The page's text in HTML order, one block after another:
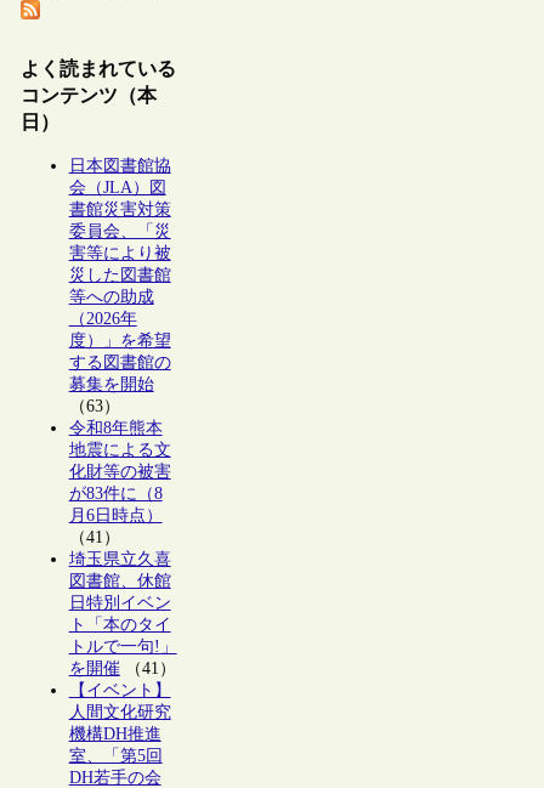
よく読まれている
コンテンツ（本
日）
日本図書館協
会（JLA）図
書館災害対策
委員会、「災
害等により被
災した図書館
等への助成
（2026年
度）」を希望
する図書館の
募集を開始
（63）
令和8年熊本
地震による文
化財等の被害
が83件に（8
月6日時点）
（41）
埼玉県立久喜
図書館、休館
日特別イベン
ト「本のタイ
トルで一句!」
を開催（41）
【イベント】
人間文化研究
機構DH推進
室、「第5回
DH若手の会